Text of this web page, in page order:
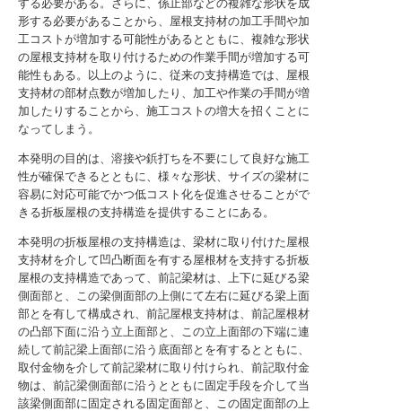
する必要がある。さらに、係止部などの複雑な形状を成
形する必要があることから、屋根支持材の加工手間や加
工コストが増加する可能性があるとともに、複雑な形状
の屋根支持材を取り付けるための作業手間が増加する可
能性もある。以上のように、従来の支持構造では、屋根
支持材の部材点数が増加したり、加工や作業の手間が増
加したりすることから、施工コストの増大を招くことに
なってしまう。
本発明の目的は、溶接や鋲打ちを不要にして良好な施工
性が確保できるとともに、様々な形状、サイズの梁材に
容易に対応可能でかつ低コスト化を促進させることがで
きる折板屋根の支持構造を提供することにある。
本発明の折板屋根の支持構造は、梁材に取り付けた屋根
支持材を介して凹凸断面を有する屋根材を支持する折板
屋根の支持構造であって、前記梁材は、上下に延びる梁
側面部と、この梁側面部の上側にて左右に延びる梁上面
部とを有して構成され、前記屋根支持材は、前記屋根材
の凸部下面に沿う立上面部と、この立上面部の下端に連
続して前記梁上面部に沿う底面部とを有するとともに、
取付金物を介して前記梁材に取り付けられ、前記取付金
物は、前記梁側面部に沿うとともに固定手段を介して当
該梁側面部に固定される固定面部と、この固定面部の上